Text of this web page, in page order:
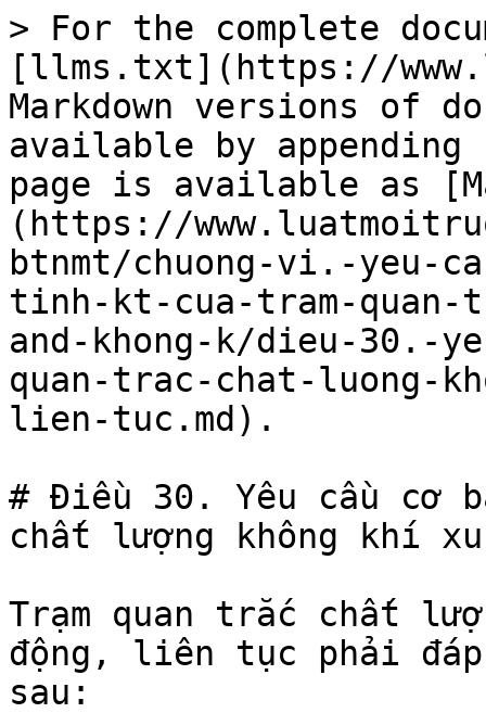
> For the complete
[llms.txt](https://
Markdown versions of
available by
page is available as
(https://
btnmt/chuong-vi.-yeu-
tinh-kt-cua-tram-quan-
and-khong-k/dieu-30.-
quan-trac-chat-luong-
lien-tuc.md).
# Điều 30. Yêu cầu cơ
chất lượng không khí
Trạm quan trắc chất
động, liên tục phải đáp
sau: